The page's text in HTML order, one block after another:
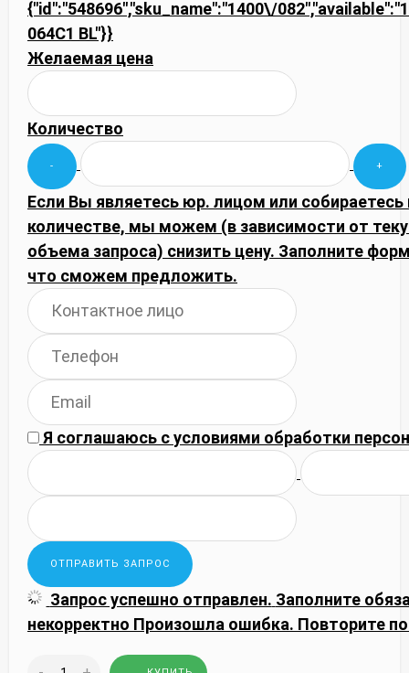
{"id":"548696","sku_name":"1400\/
064C1 BL"}}
Желаемая цена
Количество
Если Вы являетесь юр. лицом или
количестве, мы можем (в зависимости от
объема запроса) снизить цену. Заполните
что сможем предложить.
Я соглашаюсь сусловиями обработки
Запрос успешно отправлен. Заполните
некорректно Произошла ошибка. Повторите